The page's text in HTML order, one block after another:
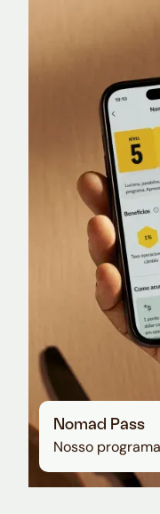
Nomad Lounge
Sala VIP no
Nomad Pass
Nosso